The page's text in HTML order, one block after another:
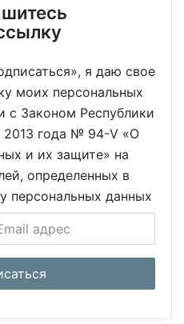
я даю свое
моих персональных
с Законом Республики
2013 года № 94-V «О
и их защите» на
определенных в
персональных данных